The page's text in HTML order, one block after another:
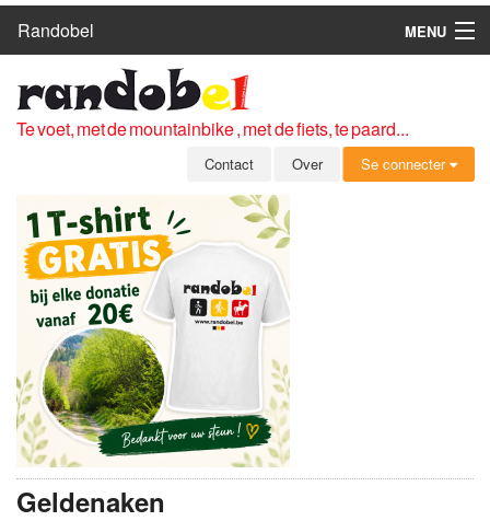
Randobel
MENU
ROUTES
CLUBS
OVER
LEDEN
ZICH AANMELDEN
GRATIS REGISTRATIE
WACHTWOORD VERGETEN
Te voet, met de mountainbike , met de fiets, te paard...
Contact Over Se connecter
Geldenaken